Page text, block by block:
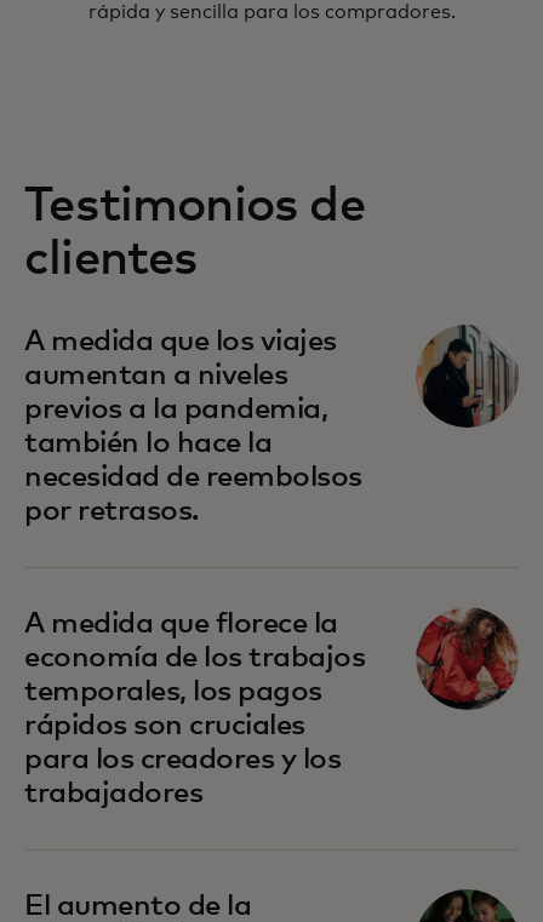
rápida y sencilla para los compradores.
Testimonios de
clientes
A medida que los viajes
aumentan a niveles
previos a la pandemia,
también lo hace la
necesidad de reembolsos
por retrasos.
A medida que florece la
economía de los trabajos
temporales, los pagos
rápidos son cruciales
para los creadores y los
trabajadores
El aumento de la